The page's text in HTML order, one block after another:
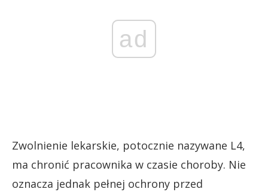
ad
Zwolnienie lekarskie, potocznie nazywane L4,
ma chronić pracownika w czasie choroby. Nie
oznacza jednak pełnej ochrony przed